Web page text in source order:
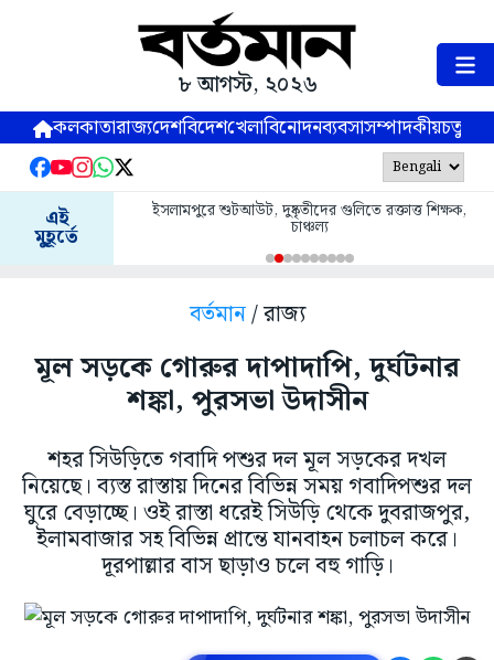
৮ আগস্ট, ২০২৬
কলকাতারাজ্যদেশবিদেশখেলাবিনোদনব্যবসাসম্পাদকীয়
এই
মুহূর্তে
ইসলামপুরে শুটআউট, দুষ্কৃতীদের গুলিতে রক্তাত্ত শিক্ষক,
চাঞ্চল্য
বর্তমান/ রাজ্য
মূল সড়কে গোরুর দাপাদাপি, দুর্ঘটনার
শঙ্কা, পুরসভা উদাসীন
শহর সিউড়িতে গবাদি পশুর দল মূল সড়কের দখল
নিয়েছে। ব্যস্ত রাস্তায় দিনের বিভিন্ন সময় গবাদিপশুর দল
ঘুরে বেড়াচ্ছে। ওই রাস্তা ধরেই সিউড়ি থেকে দুবরাজপুর,
ইলামবাজার সহ বিভিন্ন প্রান্তে যানবাহন চলাচল করে।
দূরপাল্লার বাস ছাড়াও চলে বহু গাড়ি।